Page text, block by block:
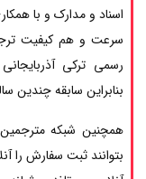
اسناد و مدارک و با
سرعت و هم کیفیت
رسمی ترکی
بنابراین سابقه چندین
همچنین شبکه مترجمین
بتوانند ثبت سفارش را